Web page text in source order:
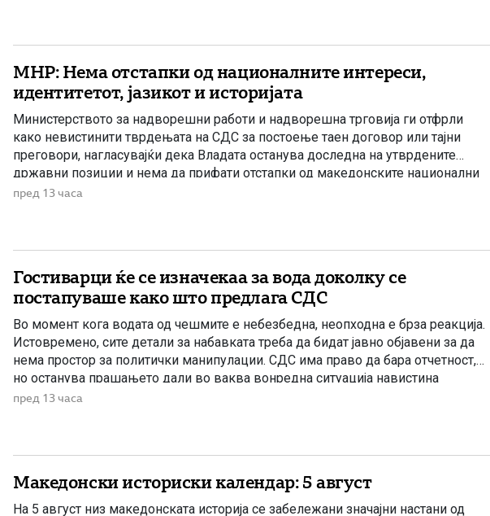
МНР: Нема отстапки од националните интереси,
идентитетот, јазикот и историјата
Министерството за надворешни работи и надворешна трговија ги отфрли
како невистинити тврдењата на СДС за постоење таен договор или тајни
преговори, нагласувајќи дека Владата останува доследна на утврдените
државни позиции и нема да прифати отстапки од македонските национални
интереси, идентитетот, јазикот и историјата. „Денешната прес-конференција
пред 13 часа
Гостиварци ќе се изначекаа за вода доколку се
постапуваше како што предлага СДС
Во момент кога водата од чешмите е небезбедна, неопходна е брза реакција.
Истовремено, сите детали за набавката треба да бидат јавно објавени за да
нема простор за политички манипулации. СДС има право да бара отчетност,
но останува прашањето дали во ваква вонредна ситуација навистина
очекувала граѓаните да чекаат да заврши тендерската постапка додека се
пред 13 часа
Македонски историски календар: 5 август
На 5 август низ македонската историја се забележани значајни настани од